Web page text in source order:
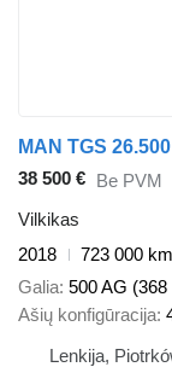
38 500 € Be PVM
Vilkikas
2018
723 000 km
Galia 500 AG (368
Ašių konfigūracija
Lenkija,